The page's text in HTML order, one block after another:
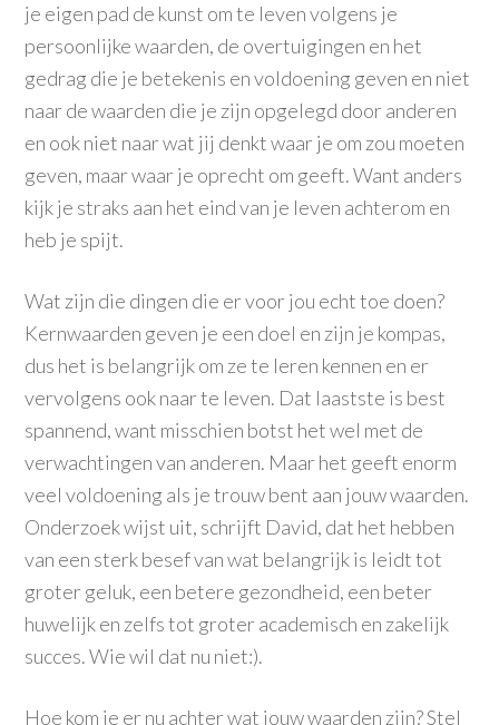
je eigen pad de kunst om te leven volgens je
persoonlijke waarden, de overtuigingen en het
gedrag die je betekenis en voldoening geven en niet
naar de waarden die je zijn opgelegd door anderen
en ook niet naar wat jij denkt waar je om zou moeten
geven, maar waar je oprecht om geeft. Want anders
kijk je straks aan het eind van je leven achterom en
heb je spijt.
Wat zijn die dingen die er voor jou echt toe doen?
Kernwaarden geven je een doel en zijn je kompas,
dus het is belangrijk om ze te leren kennen en er
vervolgens ook naar te leven. Dat laastste is best
spannend, want misschien botst het wel met de
verwachtingen van anderen. Maar het geeft enorm
veel voldoening als je trouw bent aan jouw waarden.
Onderzoek wijst uit, schrijft David, dat het hebben
van een sterk besef van wat belangrijk is leidt tot
groter geluk, een betere gezondheid, een beter
huwelijk en zelfs tot groter academisch en zakelijk
succes. Wie wil dat nu niet:).
Hoe kom je er nu achter wat jouw waarden zijn? Stel